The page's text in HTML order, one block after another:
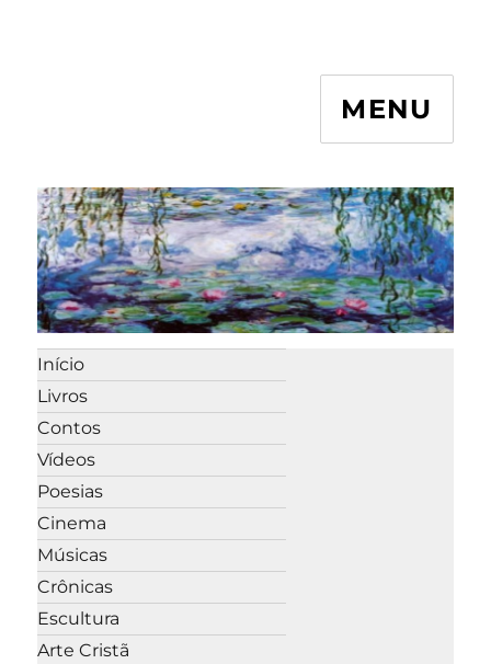
MENU
Início
Livros
Contos
Vídeos
Poesias
Cinema
Músicas
Crônicas
Escultura
Arte Cristã